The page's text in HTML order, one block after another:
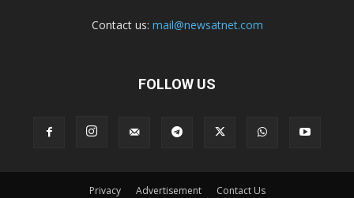
Contact us: mail@newsatnet.com
FOLLOW US
Privacy Advertisement Contact Us